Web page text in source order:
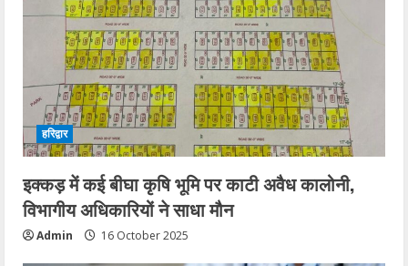
हरिद्वार
इक्कड़ में कई बीघा कृषि भूमि पर काटी अवैध कालोनी,
विभागीय अधिकारियों ने साधा मौन
Admin 16 October 2025